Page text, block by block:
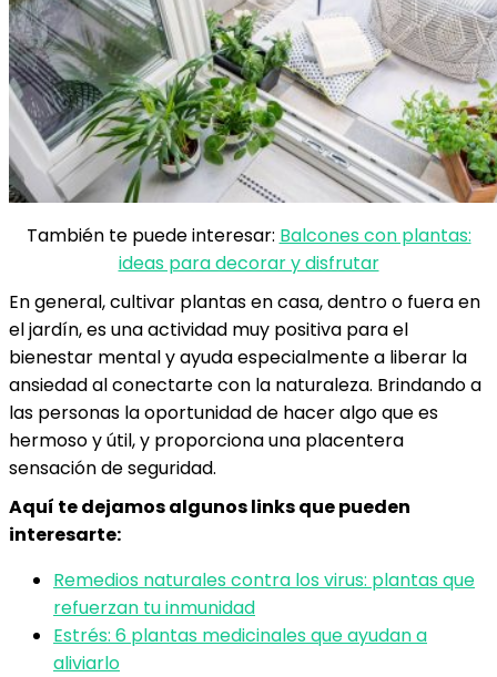
También te puede interesar: Balcones con plantas:
ideas para decorar y disfrutar
En general, cultivar plantas en casa, dentro o fuera en
el jardín, es una actividad muy positiva para el
bienestar mental y ayuda especialmente a liberar la
ansiedad al conectarte con la naturaleza. Brindando a
las personas la oportunidad de hacer algo que es
hermoso y útil, y proporciona una placentera
sensación de seguridad.
Aquí te dejamos algunos links que pueden
interesarte:
Remedios naturales contra los virus: plantas que
refuerzan tu inmunidad
Estrés: 6 plantas medicinales que ayudan a
aliviarlo